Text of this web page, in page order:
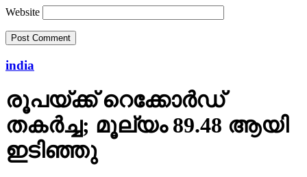
Website
india
രൂപയ്ക്ക് റെക്കോര്‍ഡ്
തകര്‍ച്ച; മൂല്യം 89.48 ആയി
ഇടിഞ്ഞു